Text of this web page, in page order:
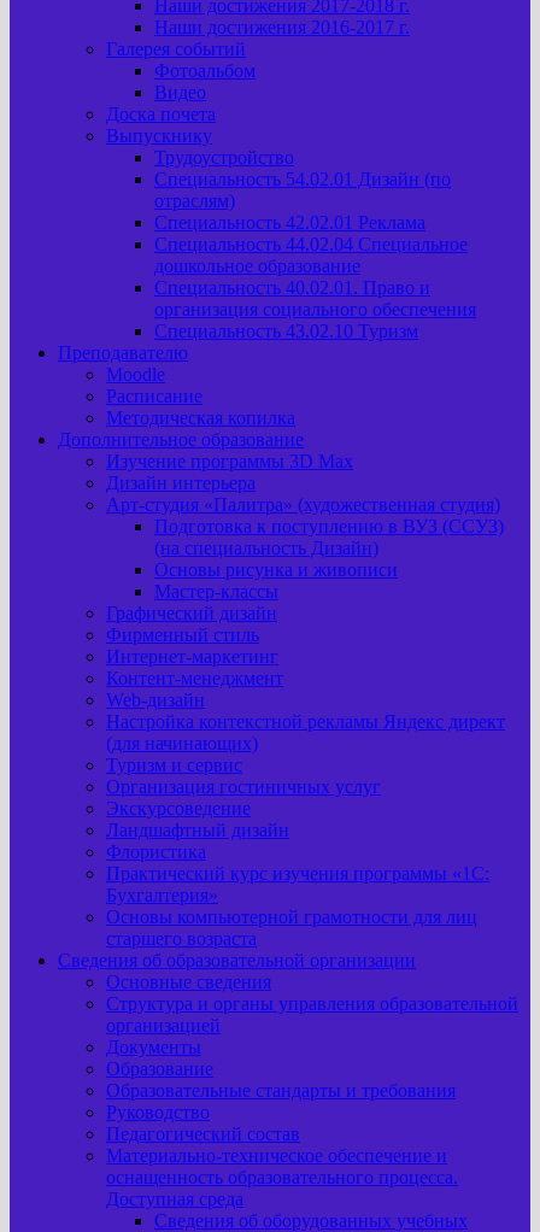
Наши достижения 2017-2018 г.
Наши достижения 2016-2017 г.
Галерея событий
Фотоальбом
Видео
Доска почета
Выпускнику
Трудоустройство
Специальность 54.02.01 Дизайн (по
отраслям)
Специальность 42.02.01 Реклама
Специальность 44.02.04 Специальное
дошкольное образование
Специальность 40.02.01. Право и
организация социального обеспечения
Специальность 43.02.10 Туризм
Преподавателю
Moodle
Расписание
Методическая копилка
Дополнительное образование
Изучение программы 3D Max
Дизайн интерьера
Арт-cтудия «Палитра» (художественная студия)
Подготовка к поступлению в ВУЗ (ССУЗ)
(на специальность Дизайн)
Основы рисунка и живописи
Мастер-классы
Графический дизайн
Фирменный стиль
Интернет-маркетинг
Контент-менеджмент
Web-дизайн
Настройка контекстной рекламы Яндекс директ
(для начинающих)
Туризм и сервис
Организация гостиничных услуг
Экскурсоведение
Ландшафтный дизайн
Флористика
Практический курс изучения программы «1С:
Бухгалтерия»
Основы компьютерной грамотности для лиц
старшего возраста
Сведения об образовательной организации
Основные сведения
Структура и органы управления образовательной
организацией
Документы
Образование
Образовательные стандарты и требования
Руководство
Педагогический состав
Материально-техническое обеспечение и
оснащенность образовательного процесса.
Доступная среда
Сведения об оборудованных учебных